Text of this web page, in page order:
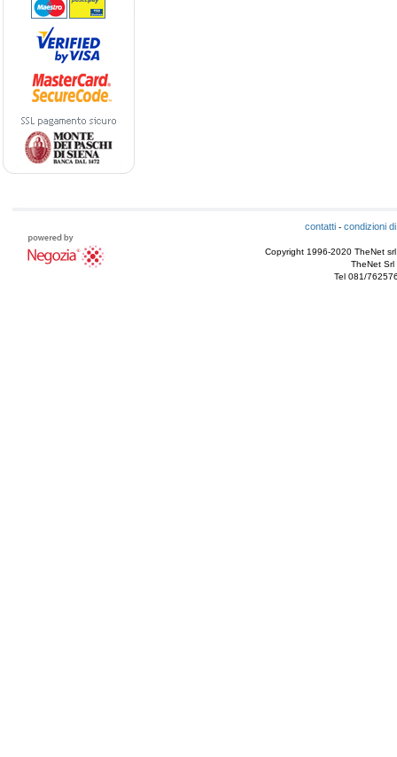
contatti- condizioni
Copyright 1996-2020 TheNet
TheNet Srl
Tel 081/